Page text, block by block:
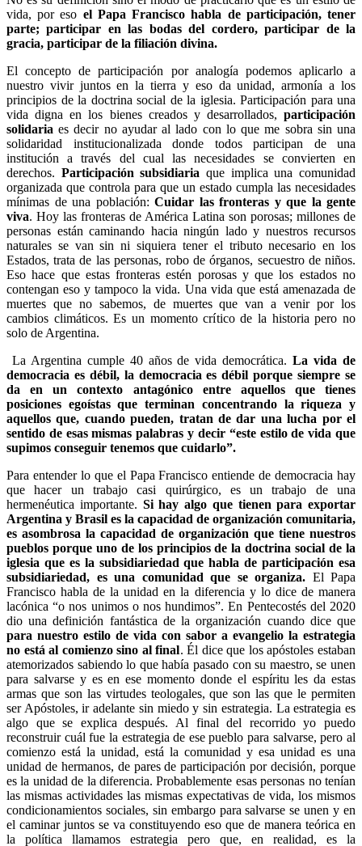
vida, por eso el Papa Francisco habla de participación, tener
parte; participar en las bodas del cordero, participar de la
gracia, participar de la filiación divina.
El concepto de participación por analogía podemos aplicarlo a
nuestro vivir juntos en la tierra y eso da unidad, armonía a los
principios de la doctrina social de la iglesia. Participación para una
vida digna en los bienes creados y desarrollados, participación
solidaria es decir no ayudar al lado con lo que me sobra sin una
solidaridad institucionalizada donde todos participan de una
institución a través del cual las necesidades se convierten en
derechos. Participación subsidiaria que implica una comunidad
organizada que controla para que un estado cumpla las necesidades
mínimas de una población: Cuidar las fronteras y que la gente
viva. Hoy las fronteras de América Latina son porosas; millones de
personas están caminando hacia ningún lado y nuestros recursos
naturales se van sin ni siquiera tener el tributo necesario en los
Estados, trata de las personas, robo de órganos, secuestro de niños.
Eso hace que estas fronteras estén porosas y que los estados no
contengan eso y tampoco la vida. Una vida que está amenazada de
muertes que no sabemos, de muertes que van a venir por los
cambios climáticos. Es un momento crítico de la historia pero no
solo de Argentina.
La Argentina cumple 40 años de vida democrática.La vida de
democracia es débil, la democracia es débil porque siempre se
da en un contexto antagónico entre aquellos que tienes
posiciones egoístas que terminan concentrando la riqueza y
aquellos que, cuando pueden, tratan de dar una lucha por el
sentido de esas mismas palabras y decir “este estilo de vida que
supimos conseguir tenemos que cuidarlo”.
Para entender lo que el Papa Francisco entiende de democracia hay
que hacer un trabajo casi quirúrgico, es un trabajo de una
hermenéutica importante. Si hay algo que tienen para exportar
Argentina y Brasil es la capacidad de organización comunitaria,
es asombrosa la capacidad de organización que tiene nuestros
pueblos porque uno de los principios de la doctrina social de la
iglesia que es la subsidiariedad que habla de participación esa
subsidiariedad, es una comunidad que se organiza. El Papa
Francisco habla de la unidad en la diferencia y lo dice de manera
lacónica “o nos unimos o nos hundimos”. En Pentecostés del 2020
dio una definición fantástica de la organización cuando dice que
para nuestro estilo de vida con sabor a evangelio la estrategia
no está al comienzo sino al final. Él dice que los apóstoles estaban
atemorizados sabiendo lo que había pasado con su maestro, se unen
para salvarse y es en ese momento donde el espíritu les da estas
armas que son las virtudes teologales, que son las que le permiten
ser Apóstoles, ir adelante sin miedo y sin estrategia. La estrategia es
algo que se explica después. Al final del recorrido yo puedo
reconstruir cuál fue la estrategia de ese pueblo para salvarse, pero al
comienzo está la unidad, está la comunidad y esa unidad es una
unidad de hermanos, de pares de participación por decisión, porque
es la unidad de la diferencia. Probablemente esas personas no tenían
las mismas actividades las mismas expectativas de vida, los mismos
condicionamientos sociales, sin embargo para salvarse se unen y en
el caminar juntos se va constituyendo eso que de manera teórica en
la política llamamos estrategia pero que, en realidad, es la